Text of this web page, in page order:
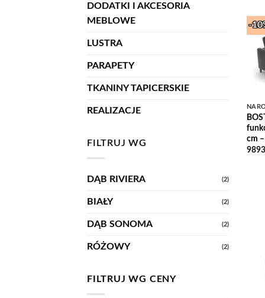
DODATKI I AKCESORIA
MEBLOWE
LUSTRA
PARAPETY
TKANINY TAPICERSKIE
REALIZACJE
FILTRUJ WG
DĄB RIVIERA (2)
BIAŁY (2)
DĄB SONOMA (2)
RÓŻOWY (2)
FILTRUJ WG CENY
-
cm